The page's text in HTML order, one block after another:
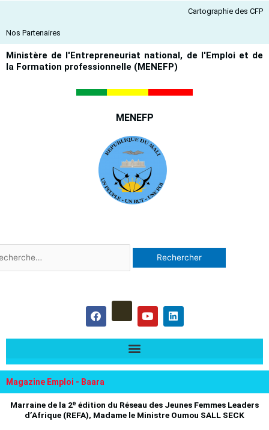
contenu
Cartographie des CFP
Nos Partenaires
Ministère de l'Entrepreneuriat national, de l'Emploi et de
la Formation professionnelle (MENEFP)
MENEFP
:
F
a
c
e
o
Y
o
u
t
e
L
i
n
k
i
Magazine Emploi - Baara
Marraine de la 2ᵉ édition du Réseau des Jeunes Femmes Leaders
d’Afrique (REFA), Madame le Ministre Oumou SALL SECK